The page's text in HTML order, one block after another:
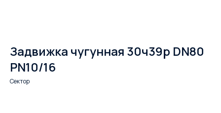
Задвижка чугунная 30ч39р DN80
PN10/16
Сектор